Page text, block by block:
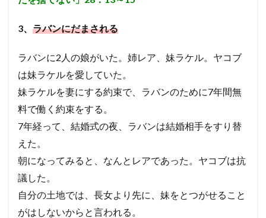
3、 ラバンにだまされる
ラバンに2人の娘がいた。姉レア、妹ラケル。 ヤコブ
は妹ラケルを愛していた。
妹ラケルを妻にする約束で、ラバンのために7年間無
料で働く約束をする。
7年経って、結婚式の夜、ラバンは結婚相手をすり替
えた。
朝になってみると、なんとレアであった。ヤコブは抗
議した。
自分の土地では、長女より先に、妹をとつがせること
がはしないからと言われる。